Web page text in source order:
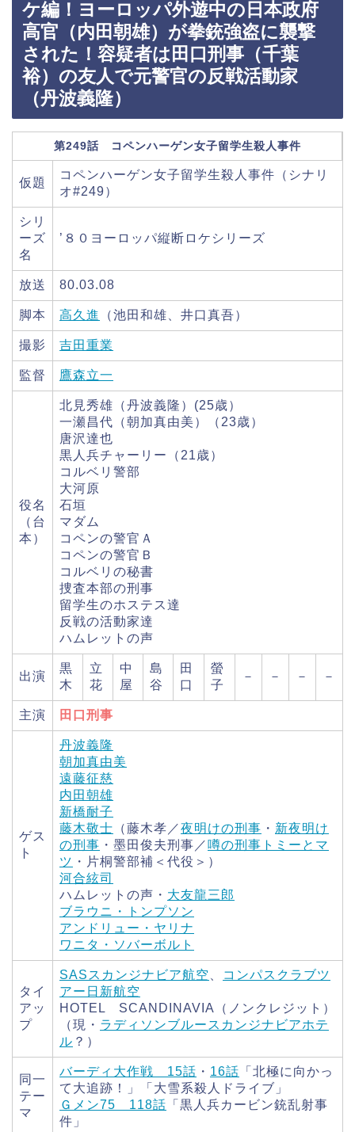
ケ編！ヨーロッパ外遊中の日本政府
高官（内田朝雄）が拳銃強盗に襲撃
された！容疑者は田口刑事（千葉
裕）の友人で元警官の反戦活動家
（丹波義隆）
第249話 コペンハーゲン女子留学生殺人事件
仮題
コペンハーゲン女子留学生殺人事件（シナリ
オ#249）
シリ
ーズ
名
’８０ヨーロッパ縦断ロケシリーズ
放送 80.03.08
脚本 高久進 （池田和雄、井口真吾）
撮影 吉田重業
監督 鷹森立一
役名
（台
本）
北見秀雄（丹波義隆）(25歳）
一瀬昌代（朝加真由美）（23歳）
唐沢達也
黒人兵チャーリー（21歳）
コルベリ警部
大河原
石垣
マダム
コペンの警官Ａ
コペンの警官Ｂ
コルベリの秘書
捜査本部の刑事
留学生のホステス達
反戦の活動家達
ハムレットの声
出演
黒
木
立
花
中
屋
島
谷
田
口
螢
子
－ － － －
主演 田口刑事
ゲス
ト
丹波義隆
朝加真由美
遠藤征慈
内田朝雄
新橋耐子
藤木敬士 （藤木孝／夜明けの刑事 ・ 新夜明け
の刑事 ・墨田俊夫刑事／ 噂の刑事トミーとマ
ツ ・片桐警部補＜代役＞）
河合絃司
ハムレットの声・ 大友龍三郎
ブラウニ・トンプソン
アンドリュー・ヤリナ
ワニタ・ソバーボルト
タイ
アッ
プ
SASスカンジナビア航空
コンパスクラブツ
アー日新航空
HOTEL SCANDINAVIA（ノンクレジット）
（現・ ラディソンブルースカンジナビアホテ
ル ？）
同一
テー
マ
バーディ大作戦 15話 ・ 16話 「北極に向かっ
て大追跡！」「大雪系殺人ドライブ」
Ｇメン75 118話 「黒人兵カービン銃乱射事
件」